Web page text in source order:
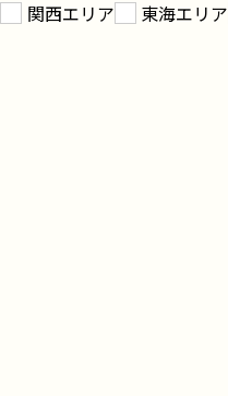
関西エリア 東海エリア